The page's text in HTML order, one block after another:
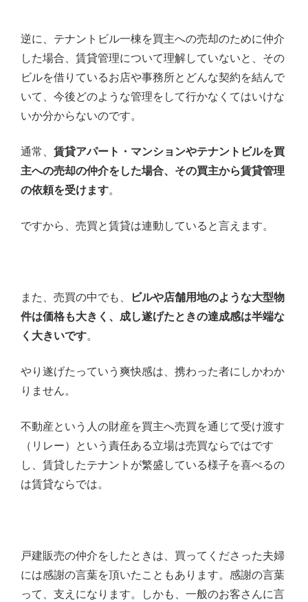
逆に、テナントビル一棟を買主への売却のために仲介
した場合、賃貸管理について理解していないと、その
ビルを借りているお店や事務所とどんな契約を結んで
いて、今後どのような管理をして行かなくてはいけな
いか分からないのです。
通常、 賃貸アパート・マンションやテナントビルを買
主への売却の仲介をした場合、その買主から賃貸管理
の依頼を受けます。
ですから、売買と賃貸は連動していると言えます。
また、売買の中でも、
ビルや店舗用地のような大型物
件は価格も大きく、成し遂げたときの達成感は半端な
く大きいです。
やり遂げたっていう爽快感は、携わった者にしかわか
りません。
不動産という人の財産を買主へ売買を通じて受け渡す
（リレー）という責任ある立場は売買ならではです
し、賃貸したテナントが繁盛している様子を喜べるの
は賃貸ならでは。
戸建販売の仲介をしたときは、買ってくださった夫婦
には感謝の言葉を頂いたこともあります。感謝の言葉
って、支えになります。しかも、一般のお客さんに言